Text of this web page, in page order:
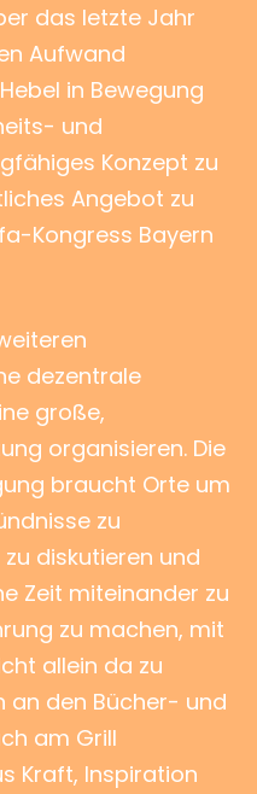
das letzte Jahr
Aufwand
in Bewegung
und
Konzept zu
Angebot zu
Kongress Bayern
dezentrale
große,
organisieren. Die
braucht Orte um
zu
diskutieren und
Zeit miteinander zu
zu machen, mit
allein da zu
an den Bücher- und
am Grill
Kraft, Inspiration